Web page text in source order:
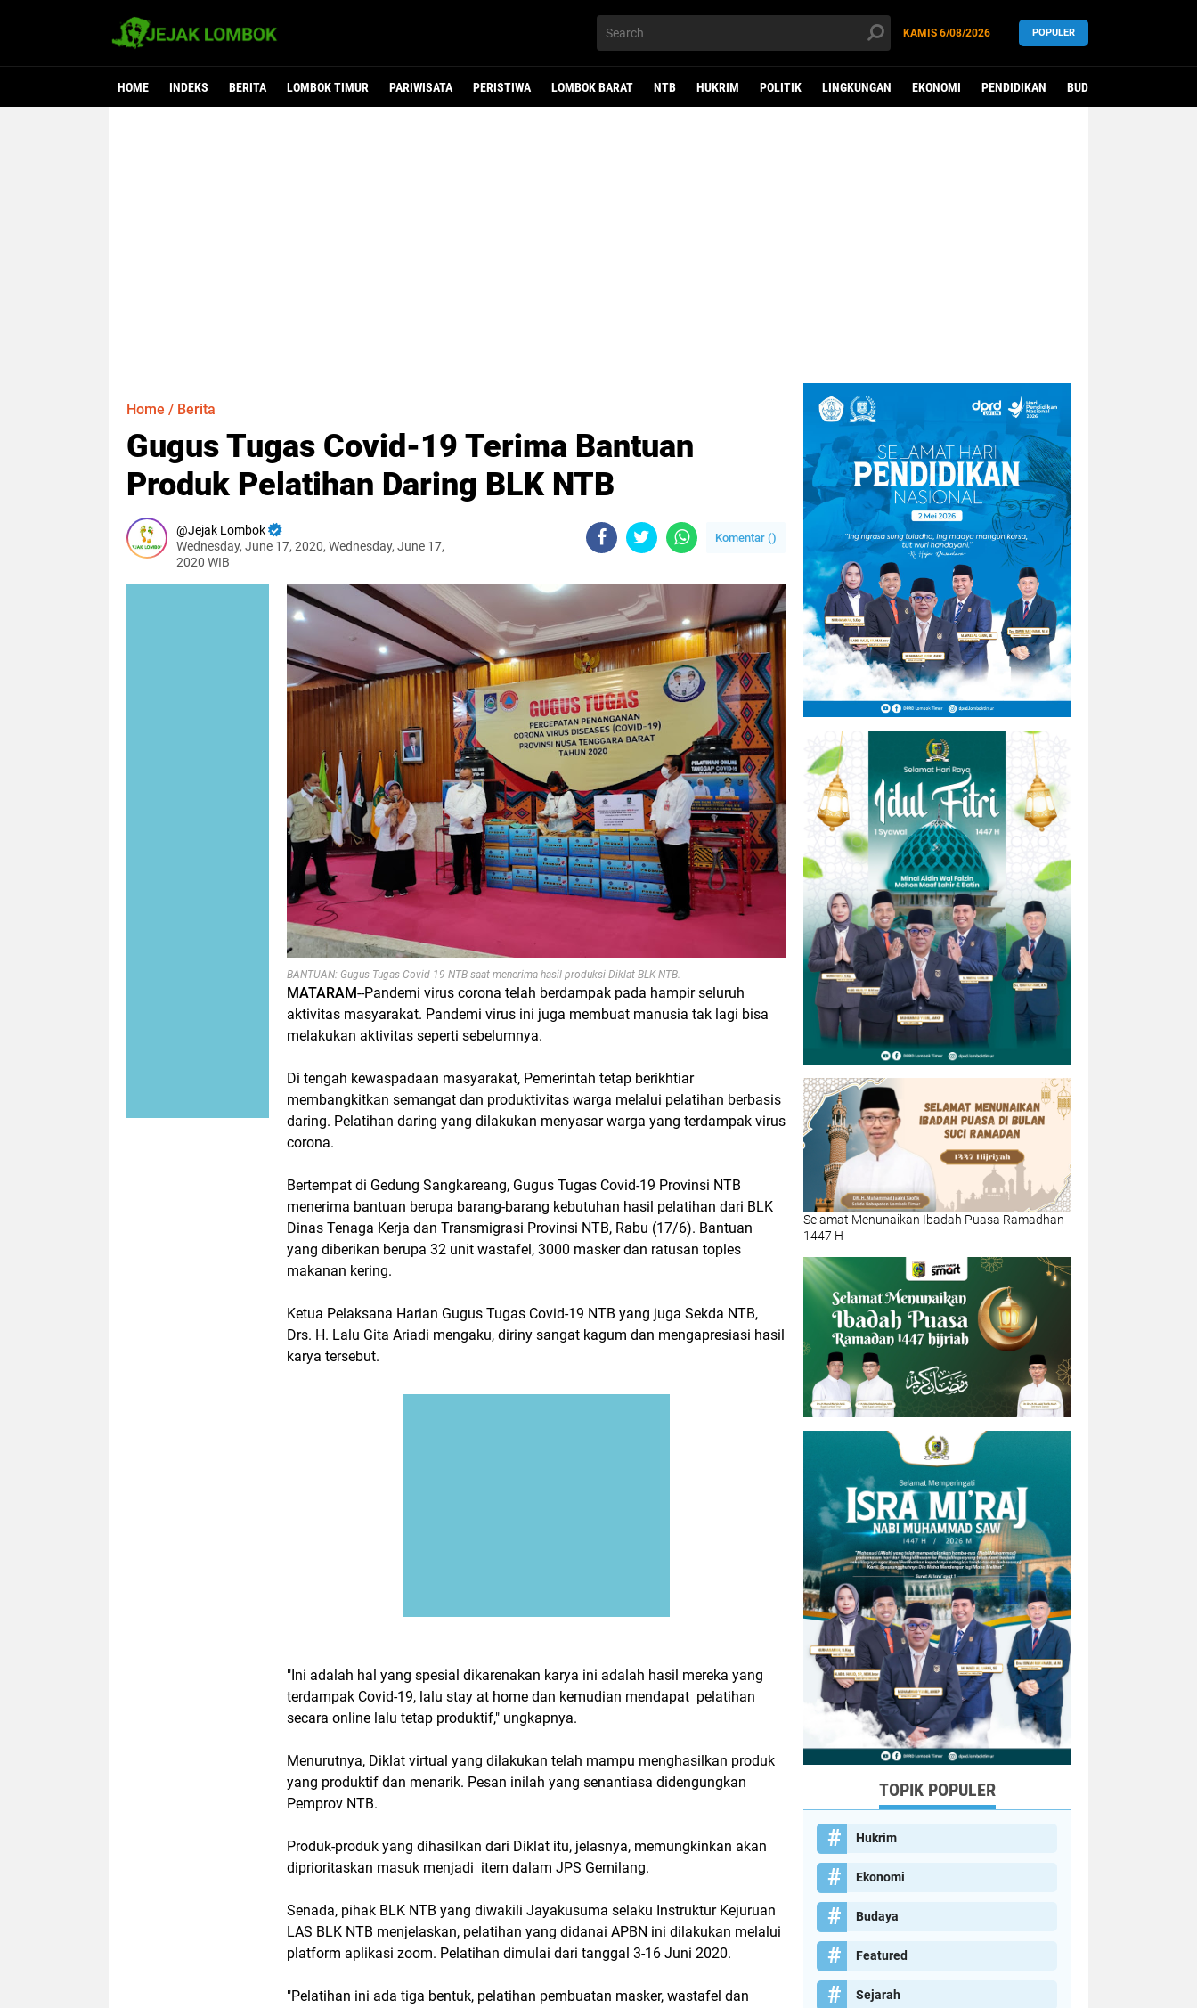
KAMIS 6/08/2026 POPULER
HOME INDEKS BERITA LOMBOK TIMUR PARIWISATA PERISTIWA LOMBOK BARAT NTB HUKRIM POLITIK LINGKUNGAN EKONOMI PENDIDIKAN BUDAYA
Home / Berita
Gugus Tugas Covid-19 Terima Bantuan
Produk Pelatihan Daring BLK NTB
Jejak Lombok
Wednesday, June 17, 2020, Wednesday, June 17,
2020 WIB
Komentar ()
BANTUAN: Gugus Tugas Covid-19 NTB saat menerima hasil produksi Diklat BLK NTB.
MATARAM--Pandemi virus corona telah berdampak pada hampir seluruh
aktivitas masyarakat. Pandemi virus ini juga membuat manusia tak lagi bisa
melakukan aktivitas seperti sebelumnya.
Di tengah kewaspadaan masyarakat, Pemerintah tetap berikhtiar
membangkitkan semangat dan produktivitas warga melalui pelatihan berbasis
daring. Pelatihan daring yang dilakukan menyasar warga yang terdampak virus
corona.
Bertempat di Gedung Sangkareang, Gugus Tugas Covid-19 Provinsi NTB
menerima bantuan berupa barang-barang kebutuhan hasil pelatihan dari BLK
Dinas Tenaga Kerja dan Transmigrasi Provinsi NTB, Rabu (17/6). Bantuan
yang diberikan berupa 32 unit wastafel, 3000 masker dan ratusan toples
makanan kering.
Ketua Pelaksana Harian Gugus Tugas Covid-19 NTB yang juga Sekda NTB,
Drs. H. Lalu Gita Ariadi mengaku, diriny sangat kagum dan mengapresiasi hasil
karya tersebut.
"Ini adalah hal yang spesial dikarenakan karya ini adalah hasil mereka yang
terdampak Covid-19, lalu stay at home dan kemudian mendapat pelatihan
secara online lalu tetap produktif," ungkapnya.
Menurutnya, Diklat virtual yang dilakukan telah mampu menghasilkan produk
yang produktif dan menarik. Pesan inilah yang senantiasa didengungkan
Pemprov NTB.
Produk-produk yang dihasilkan dari Diklat itu, jelasnya, memungkinkan akan
diprioritaskan masuk menjadi item dalam JPS Gemilang.
Senada, pihak BLK NTB yang diwakili Jayakusuma selaku Instruktur Kejuruan
LAS BLK NTB menjelaskan, pelatihan yang didanai APBN ini dilakukan melalui
platform aplikasi zoom. Pelatihan dimulai dari tanggal 3-16 Juni 2020.
"Pelatihan ini ada tiga bentuk, pelatihan pembuatan masker, wastafel dan
Selamat Menunaikan Ibadah Puasa Ramadhan
1447 H
TOPIK POPULER
Hukrim
Ekonomi
Budaya
Featured
Sejarah